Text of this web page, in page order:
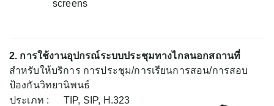
screens
2. การใช้งานอุปกรณ์ระบบประชุมทางไกลนอกสถานที่
สำหรับให้บริการ การประชุม/การเรียนการสอน/การสอบ
ป้องกันวิทยานิพนธ์
ประเภท :
TIP, SIP, H.323